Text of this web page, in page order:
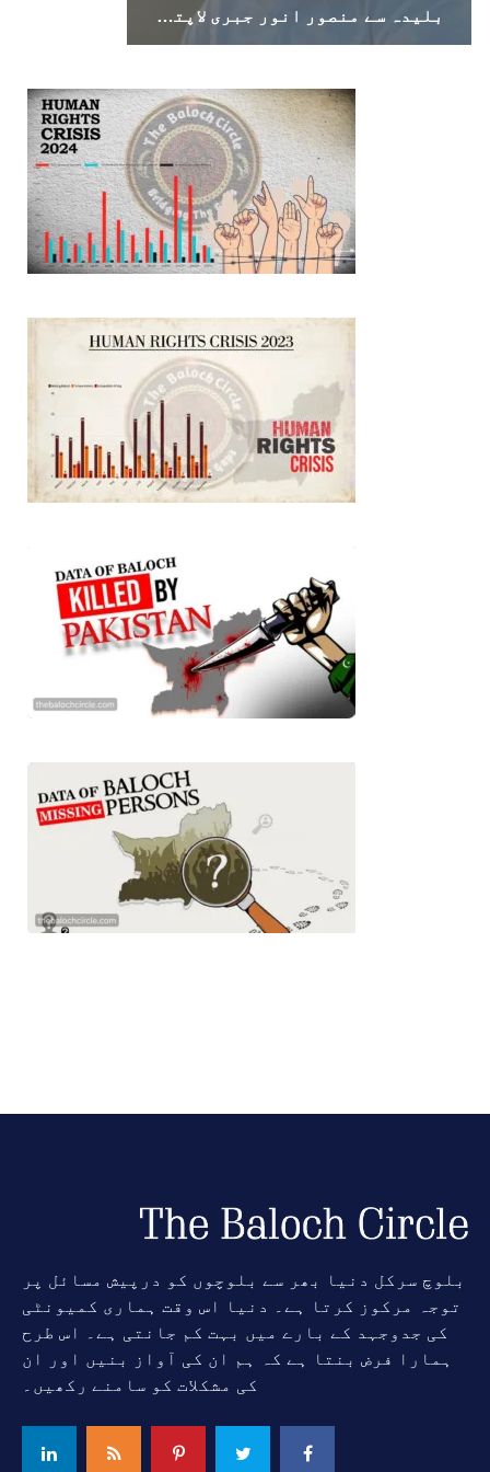
بلیدہ سے منصور انور جبری لاپتہ، اہل خانہ نے بازیابی کا مطالبہ کر دیا
بلوچ سرکل دنیا بھر سے بلوچوں کو درپیش مسائل پر
توجہ مرکوز کرتا ہے۔ دنیا اس وقت ہماری کمیونٹی
کی جدوجہد کے بارے میں بہت کم جانتی ہے۔ اس طرح
ہمارا فرض بنتا ہے کہ ہم ان کی آواز بنیں اور ان
کی مشکلات کو سامنے رکھیں۔